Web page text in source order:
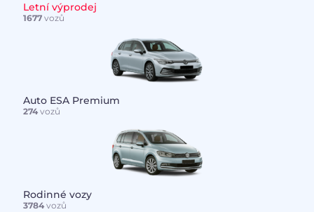
Letní výprodej
1677vozů
Auto ESA Premium
274vozů
Rodinné vozy
3784vozů